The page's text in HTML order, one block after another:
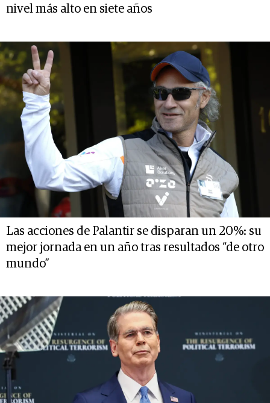
nivel más alto en siete años
Las acciones de Palantir se disparan un 20%: su
mejor jornada en un año tras resultados “de otro
mundo”